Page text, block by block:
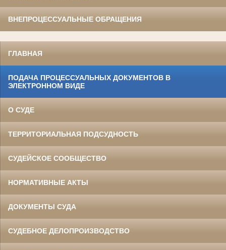
ВНЕПРОЦЕССУАЛЬНЫЕ ОБРАЩЕНИЯ
ГЛАВНАЯ
ПОДАЧА ПРОЦЕССУАЛЬНЫХ ДОКУМЕНТОВ В
ЭЛЕКТРОННОМ ВИДЕ
О СУДЕ
ТЕРРИТОРИАЛЬНАЯ ПОДСУДНОСТЬ
СУДЕЙСКОЕ СООБЩЕСТВО
НОРМАТИВНЫЕ АКТЫ
ДОКУМЕНТЫ СУДА
СУДЕБНОЕ ДЕЛОПРОИЗВОДСТВО